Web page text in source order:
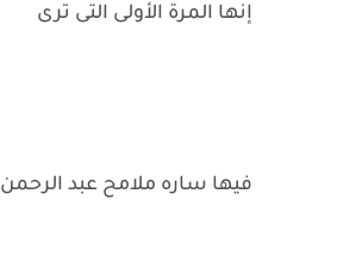
إنها المرة الأولى التى ترى
فيها ساره ملامح عبد الرحمن